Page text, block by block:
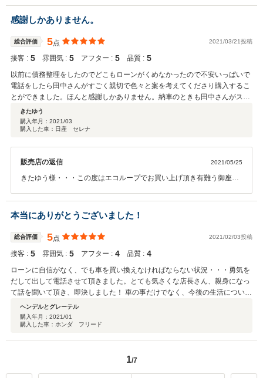
た、お褒めのお言葉もやる気倍増です。納車後でも何なりとお気軽に
ご相談くださいね！！今後共、何かありましたら精一杯対応していき
ますので、何でもお申しつけくださいませ。本当に有難う御座いまし
た。
感謝しかありません。
総合評価 5点 2021/03/21投稿
接客 : 5 雰囲気 : 5 アフター : 5 品質 : 5
以前に債務整理をしたのでどこもローンがくめなかったので不安いっぱいで
電話をしたら田中さんがすごく親切で色々と案を考えてくださり購入するこ
とができました。ほんと感謝しかありません。納車のときも田中さんがスイ
ッチ１つ１つ説明してくださり助かりました。新車かのように外見も中もピ
カピカでびっくりしました。整備の渡辺さん？もありがとうございます。息
子のときもお願いしたいと思います。エコループさんに出会えてよかったで
きたゆう
購入年月： 2021/03
購入した車：日産 セレナ
販売店の返信 2021/05/25
きたゆう様・・・この度はエコループでお買い上げ頂き有難う御座い
自動的に当社のVIPなお客様での対応とさせて頂きます。お客様には
スタッフ一同感謝しております。これからがお付き合いの始まりです
ので、これからも末長く宜しく御願い致します。息子さんの時もご来
店お待ちしております。
本当にありがとうございました！
総合評価 5点 2021/02/03投稿
接客 : 5 雰囲気 : 5 アフター : 4 品質 : 4
ローンに自信がなく、でも車を買い換えなければならない状況・・・勇気を
だして出して電話させて頂きました。とても気さくな店長さん、親身になっ
て話を聞いて頂き、即決しました！ 車の事だけでなく、今後の生活について
も色々教えて頂きました。感謝しかありません！ ドライブレコーダーも付け
て頂き嬉しかったです！ 本当にありがとうございました！
ヘンデルとグレーテル
購入年月： 2021/01
購入した車：ホンダ フリード
1/7